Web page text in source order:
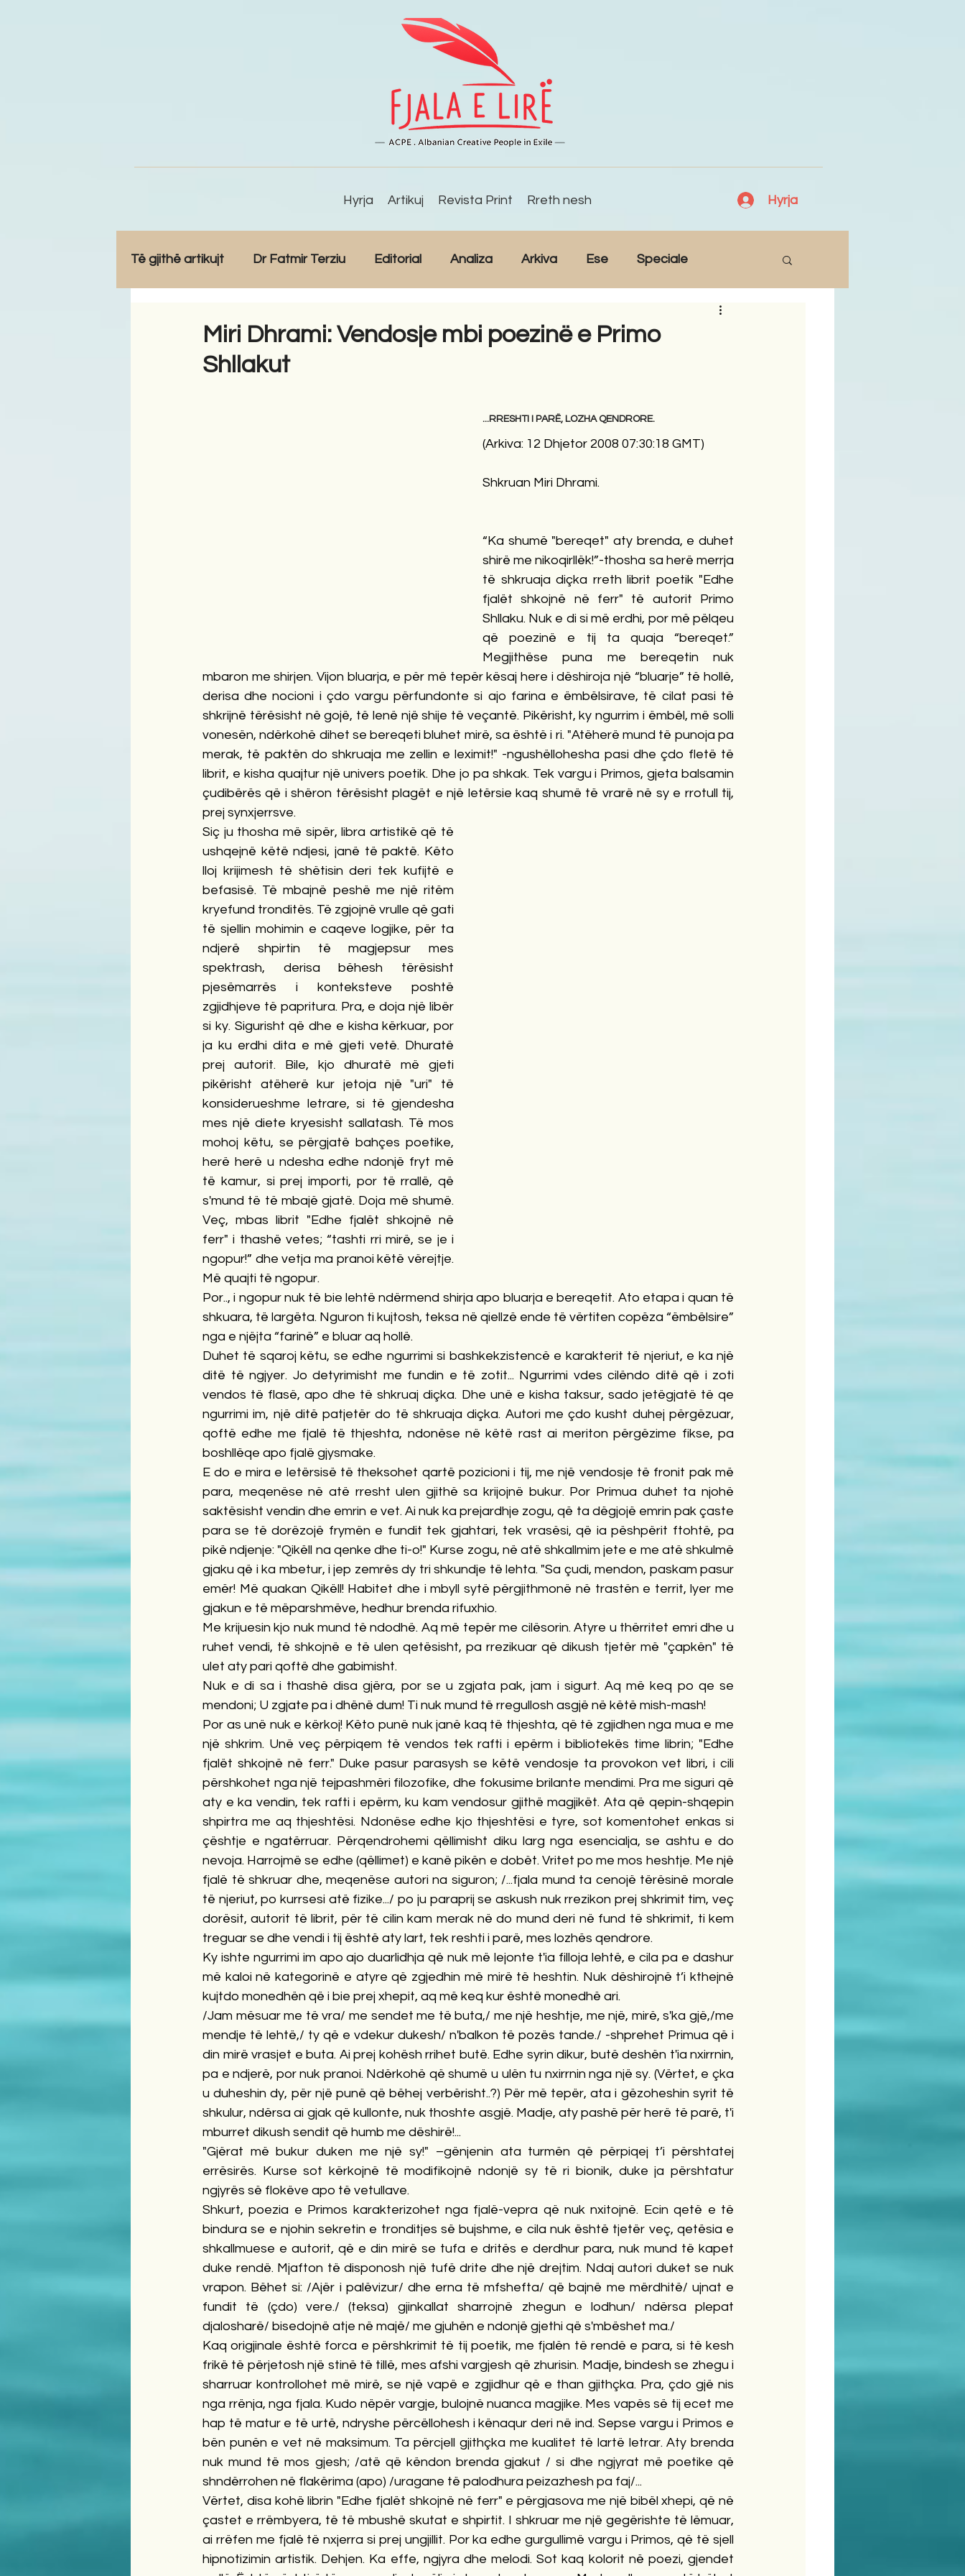
Hyrja Artikuj Revista Print Rreth nesh Hyrja
Të gjithë artikujt Dr Fatmir Terziu Editorial Analiza Arkiva Ese Speciale
Antologji Poezi
Miri Dhrami: Vendosje mbi poezinë e Primo
Shllakut
...RRESHTI I PARË, LOZHA QENDRORE.
(Arkiva: 12 Dhjetor 2008 07:30:18 GMT)
Shkruan Miri Dhrami.
“Ka shumë "bereqet" aty brenda, e duhet
shirë me nikoqirllëk!”-thosha sa herë merrja
të shkruaja diçka rreth librit poetik "Edhe
fjalët shkojnë në ferr" të autorit Primo
Shllaku. Nuk e di si më erdhi, por më pëlqeu
që poezinë e tij ta quaja “bereqet.”
Megjithëse puna me bereqetin nuk
mbaron me shirjen. Vijon bluarja, e për më tepër kësaj here i dëshiroja një “bluarje” të hollë,
derisa dhe nocioni i çdo vargu përfundonte si ajo farina e ëmbëlsirave, të cilat pasi të
shkrijnë tërësisht në gojë, të lenë një shije të veçantë. Pikërisht, ky ngurrim i ëmbël, më solli
vonesën, ndërkohë dihet se bereqeti bluhet mirë, sa është i ri. "Atëherë mund të punoja pa
merak, të paktën do shkruaja me zellin e leximit!" -ngushëllohesha pasi dhe çdo fletë të
librit, e kisha quajtur një univers poetik. Dhe jo pa shkak. Tek vargu i Primos, gjeta balsamin
çudibërës që i shëron tërësisht plagët e një letërsie kaq shumë të vrarë në sy e rrotull tij,
prej synxjerrsve.
Siç ju thosha më sipër, libra artistikë që të
ushqejnë këtë ndjesi, janë të paktë. Këto
lloj krijimesh të shëtisin deri tek kufijtë e
befasisë. Të mbajnë peshë me një ritëm
kryefund tronditës. Të zgjojnë vrulle që gati
të sjellin mohimin e caqeve logjike, për ta
ndjerë shpirtin të magjepsur mes
spektrash, derisa bëhesh tërësisht
pjesëmarrës i konteksteve poshtë
zgjidhjeve të papritura. Pra, e doja një libër
si ky. Sigurisht që dhe e kisha kërkuar, por
ja ku erdhi dita e më gjeti vetë. Dhuratë
prej autorit. Bile, kjo dhuratë më gjeti
pikërisht atëherë kur jetoja një "uri" të
konsiderueshme letrare, si të gjendesha
mes një diete kryesisht sallatash. Të mos
mohoj këtu, se përgjatë bahçes poetike,
herë herë u ndesha edhe ndonjë fryt më
të kamur, si prej importi, por të rrallë, që
s'mund të të mbajë gjatë. Doja më shumë.
Veç, mbas librit "Edhe fjalët shkojnë në
ferr" i thashë vetes; “tashti rri mirë, se je i
ngopur!” dhe vetja ma pranoi këtë vërejtje.
Më quajti të ngopur.
Por.., i ngopur nuk të bie lehtë ndërmend shirja apo bluarja e bereqetit. Ato etapa i quan të
shkuara, të largëta. Nguron ti kujtosh, teksa në qiellzë ende të vërtiten copëza “ëmbëlsire”
nga e njëjta “farinë” e bluar aq hollë.
Duhet të sqaroj këtu, se edhe ngurrimi si bashkekzistencë e karakterit të njeriut, e ka një
ditë të ngjyer. Jo detyrimisht me fundin e të zotit... Ngurrimi vdes cilëndo ditë që i zoti
vendos të flasë, apo dhe të shkruaj diçka. Dhe unë e kisha taksur, sado jetëgjatë të qe
ngurrimi im, një ditë patjetër do të shkruaja diçka. Autori me çdo kusht duhej përgëzuar,
qoftë edhe me fjalë të thjeshta, ndonëse në këtë rast ai meriton përgëzime fikse, pa
boshllëqe apo fjalë gjysmake.
E do e mira e letërsisë të theksohet qartë pozicioni i tij, me një vendosje të fronit pak më
para, meqenëse në atë rresht ulen gjithë sa krijojnë bukur. Por Primua duhet ta njohë
saktësisht vendin dhe emrin e vet. Ai nuk ka prejardhje zogu, që ta dëgjojë emrin pak çaste
para se të dorëzojë frymën e fundit tek gjahtari, tek vrasësi, që ia pëshpërit ftohtë, pa
pikë ndjenje: "Qikëll na qenke dhe ti-o!" Kurse zogu, në atë shkallmim jete e me atë shkulmë
gjaku që i ka mbetur, i jep zemrës dy tri shkundje të lehta. "Sa çudi, mendon, paskam pasur
emër! Më quakan Qikëll! Habitet dhe i mbyll sytë përgjithmonë në trastën e territ, lyer me
gjakun e të mëparshmëve, hedhur brenda rifuxhio.
Me krijuesin kjo nuk mund të ndodhë. Aq më tepër me cilësorin. Atyre u thërritet emri dhe u
ruhet vendi, të shkojnë e të ulen qetësisht, pa rrezikuar që dikush tjetër më "çapkën" të
ulet aty pari qoftë dhe gabimisht.
Nuk e di sa i thashë disa gjëra, por se u zgjata pak, jam i sigurt. Aq më keq po qe se
mendoni; U zgjate pa i dhënë dum! Ti nuk mund të rregullosh asgjë në këtë mish-mash!
Por as unë nuk e kërkoj! Këto punë nuk janë kaq të thjeshta, që të zgjidhen nga mua e me
një shkrim. Unë veç përpiqem të vendos tek rafti i epërm i bibliotekës time librin; "Edhe
fjalët shkojnë në ferr." Duke pasur parasysh se këtë vendosje ta provokon vet libri, i cili
përshkohet nga një tejpashmëri filozofike, dhe fokusime brilante mendimi. Pra me siguri që
aty e ka vendin, tek rafti i epërm, ku kam vendosur gjithë magjikët. Ata që qepin-shqepin
shpirtra me aq thjeshtësi. Ndonëse edhe kjo thjeshtësi e tyre, sot komentohet enkas si
çështje e ngatërruar. Përqendrohemi qëllimisht diku larg nga esencialja, se ashtu e do
nevoja. Harrojmë se edhe (qëllimet) e kanë pikën e dobët. Vritet po me mos heshtje. Me një
fjalë të shkruar dhe, meqenëse autori na siguron; /...fjala mund ta cenojë tërësinë morale
të njeriut, po kurrsesi atë fizike.../ po ju paraprij se askush nuk rrezikon prej shkrimit tim, veç
dorësit, autorit të librit, për të cilin kam merak në do mund deri në fund të shkrimit, ti kem
treguar se dhe vendi i tij është aty lart, tek reshti i parë, mes lozhës qendrore.
Ky ishte ngurrimi im apo ajo duarlidhja që nuk më lejonte t'ia filloja lehtë, e cila pa e dashur
më kaloi në kategorinë e atyre që zgjedhin më mirë të heshtin. Nuk dëshirojnë t’i kthejnë
kujtdo monedhën që i bie prej xhepit, aq më keq kur është monedhë ari.
/Jam mësuar me të vra/ me sendet me të buta,/ me një heshtje, me një, mirë, s'ka gjë,/me
mendje të lehtë,/ ty që e vdekur dukesh/ n'balkon të pozës tande./ -shprehet Primua që i
din mirë vrasjet e buta. Ai prej kohësh rrihet butë. Edhe syrin dikur, butë deshën t'ia nxirrnin,
pa e ndjerë, por nuk pranoi. Ndërkohë që shumë u ulën tu nxirrnin nga një sy. (Vërtet, e çka
u duheshin dy, për një punë që bëhej verbërisht..?) Për më tepër, ata i gëzoheshin syrit të
shkulur, ndërsa ai gjak që kullonte, nuk thoshte asgjë. Madje, aty pashë për herë të parë, t'i
mburret dikush sendit që humb me dëshirë!...
"Gjërat më bukur duken me një sy!" –gënjenin ata turmën që përpiqej t’i përshtatej
errësirës. Kurse sot kërkojnë të modifikojnë ndonjë sy të ri bionik, duke ja përshtatur
ngjyrës së flokëve apo të vetullave.
Shkurt, poezia e Primos karakterizohet nga fjalë-vepra që nuk nxitojnë. Ecin qetë e të
bindura se e njohin sekretin e tronditjes së bujshme, e cila nuk është tjetër veç, qetësia e
shkallmuese e autorit, që e din mirë se tufa e dritës e derdhur para, nuk mund të kapet
duke rendë. Mjafton të disponosh një tufë drite dhe një drejtim. Ndaj autori duket se nuk
vrapon. Bëhet si: /Ajër i palëvizur/ dhe erna të mfshefta/ që bajnë me mërdhitë/ ujnat e
fundit të (çdo) vere./ (teksa) gjinkallat sharrojnë zhegun e lodhun/ ndërsa plepat
djalosharë/ bisedojnë atje në majë/ me gjuhën e ndonjë gjethi që s'mbëshet ma./
Kaq origjinale është forca e përshkrimit të tij poetik, me fjalën të rendë e para, si të kesh
frikë të përjetosh një stinë të tillë, mes afshi vargjesh që zhurisin. Madje, bindesh se zhegu i
sharruar kontrollohet më mirë, se një vapë e zgjidhur që e than gjithçka. Pra, çdo gjë nis
nga rrënja, nga fjala. Kudo nëpër vargje, bulojnë nuanca magjike. Mes vapës së tij ecet me
hap të matur e të urtë, ndryshe përcëllohesh i kënaqur deri në ind. Sepse vargu i Primos e
bën punën e vet në maksimum. Ta përcjell gjithçka me kualitet të lartë letrar. Aty brenda
nuk mund të mos gjesh; /atë që këndon brenda gjakut / si dhe ngjyrat më poetike që
shndërrohen në flakërima (apo) /uragane të palodhura peizazhesh pa faj/...
Vërtet, disa kohë librin "Edhe fjalët shkojnë në ferr" e përgjasova me një bibël xhepi, që në
çastet e rrëmbyera, të të mbushë skutat e shpirtit. I shkruar me një gegërishte të lëmuar,
ai rrëfen me fjalë të nxjerra si prej ungjillit. Por ka edhe gurgullimë vargu i Primos, që të sjell
hipnotizimin artistik. Dehjen. Ka effe, ngjyra dhe melodi. Sot kaq kolorit në poezi, gjendet